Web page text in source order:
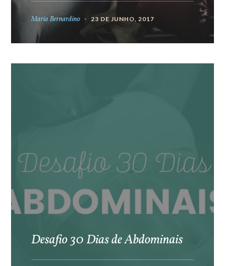
Maria Bernardino 23 DE JUNHO, 2017
Desafio 30 Dias de Abdominais